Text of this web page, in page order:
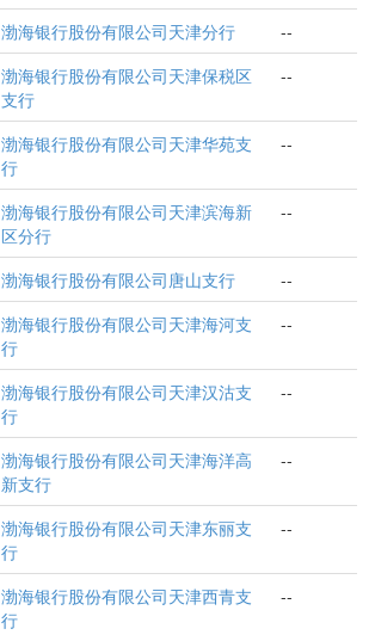
渤海银行股份有限公司天津分行
--
渤海银行股份有限公司天津保税区
支行
--
渤海银行股份有限公司天津华苑支
行
--
渤海银行股份有限公司天津滨海新
区分行
--
渤海银行股份有限公司唐山支行
--
渤海银行股份有限公司天津海河支
行
--
渤海银行股份有限公司天津汉沽支
行
--
渤海银行股份有限公司天津海洋高
新支行
--
渤海银行股份有限公司天津东丽支
行
--
渤海银行股份有限公司天津西青支
行
--